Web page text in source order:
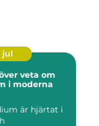
jul
veta om
i moderna
är hjärtat i